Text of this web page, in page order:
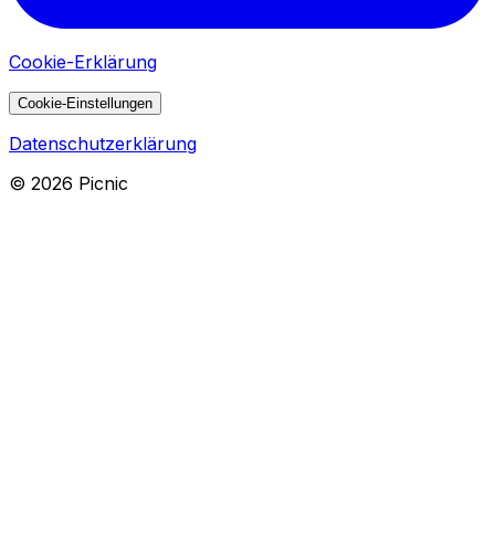
Cookie-Erklärung
Cookie-Einstellungen
Datenschutzerklärung
© 2026 Picnic